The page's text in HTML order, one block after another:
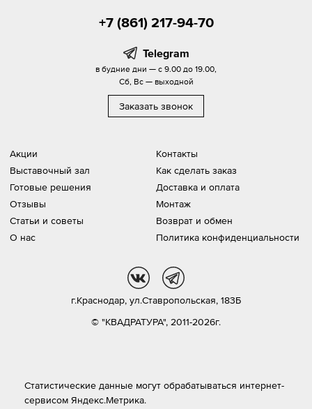
Акции
Выставочный зал
Готовые решения
Отзывы
Статьи и советы
О нас
Контакты
Как сделать заказ
Доставка и оплата
Монтаж
Возврат и обмен
Политика конфиденциальности
+7 (861) 217-94-70
Telegram
в будние дни — с 9.00 до 19.00,
Сб, Вс — выходной
Заказать звонок
© "КВАДРАТУРА", 2011-2026г.
г.Краснодар, ул.Ставропольская, 183Б
vk
Статистические данные могут обрабатываться интернет-
сервисом Яндекс.Метрика.